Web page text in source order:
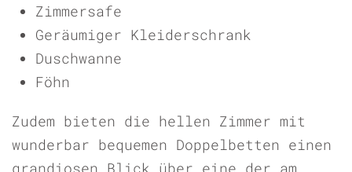
Zimmersafe
Geräumiger Kleiderschrank
Duschwanne
Föhn
Zudem bieten die hellen Zimmer mit
wunderbar bequemen Doppelbetten einen
grandiosen Blick über eine der am